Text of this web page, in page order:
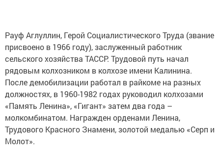
Рауф Аглуллин, Герой Социалистического Труда (звание
присвоено в 1966 году), заслуженный работник
сельского хозяйства ТАССР. Трудовой путь начал
рядовым колхозником в колхозе имени Калинина.
После демобилизации работал в райкоме на разных
должностях, в 1960-1982 годах руководил колхозами
«Память Ленина», «Гигант» затем два года –
молкомбинатом. Награжден орденами Ленина,
Трудового Красного Знамени, золотой медалью «Серп и
Молот».